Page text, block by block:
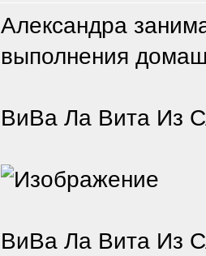
Александра
выполнения
ВиВа Ла Вита Из
ВиВа Ла Вита Из